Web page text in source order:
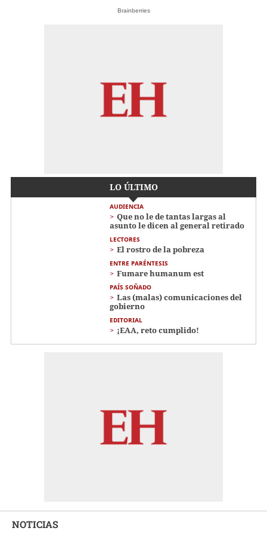
Brainberries
LO ÚLTIMO
AUDIENCIA
Que no le de tantas largas al
asunto le dicen al general retirado
LECTORES
El rostro de la pobreza
ENTRE PARÉNTESIS
Fumare humanum est
PAÍS SOÑADO
Las (malas) comunicaciones del
gobierno
EDITORIAL
¡EAA, reto cumplido!
NOTICIAS